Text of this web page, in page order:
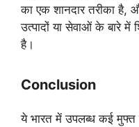
का एक शानदार तरीका है,
उत्पादों या सेवाओं के बारे में
है।
Conclusion
ये भारत में उपलब्ध कई मुफ्त